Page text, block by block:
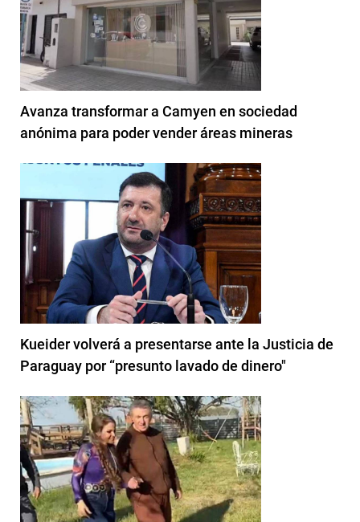
Avanza transformar a Camyen en sociedad
anónima para poder vender áreas mineras
Kueider volverá a presentarse ante la Justicia de
Paraguay por “presunto lavado de dinero"